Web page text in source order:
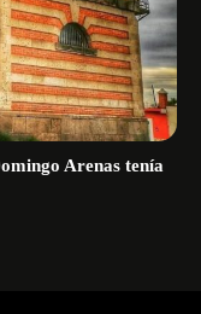
Arenas tenía